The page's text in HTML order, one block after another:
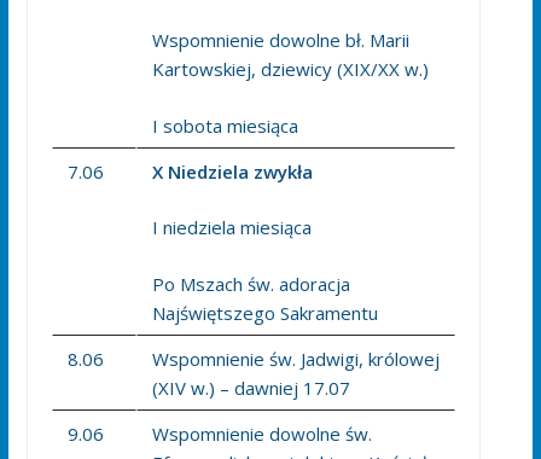
Wspomnienie dowolne bł. Marii
Kartowskiej, dziewicy (XIX/XX w.)
I sobota miesiąca
7.06
X Niedziela zwykła
I niedziela miesiąca
Po Mszach św. adoracja
Najświętszego Sakramentu
8.06
Wspomnienie św. Jadwigi, królowej
(XIV w.) – dawniej 17.07
9.06
Wspomnienie dowolne św.